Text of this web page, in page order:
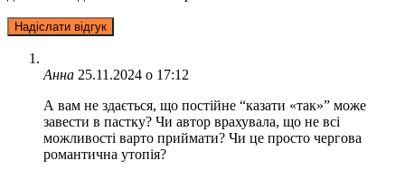
Анна 25.11.2024 о 17:12
А вам не здається, що постійне “казати «так»” може
завести в пастку? Чи автор врахувала, що не всі
можливості варто приймати? Чи це просто чергова
романтична утопія?